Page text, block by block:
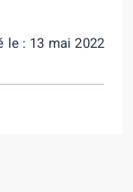
le : 13 mai 2022